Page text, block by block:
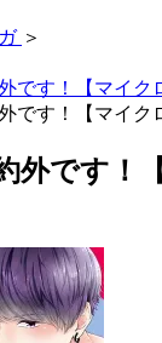
＞
です！【マイク
です！【マイク
外です！